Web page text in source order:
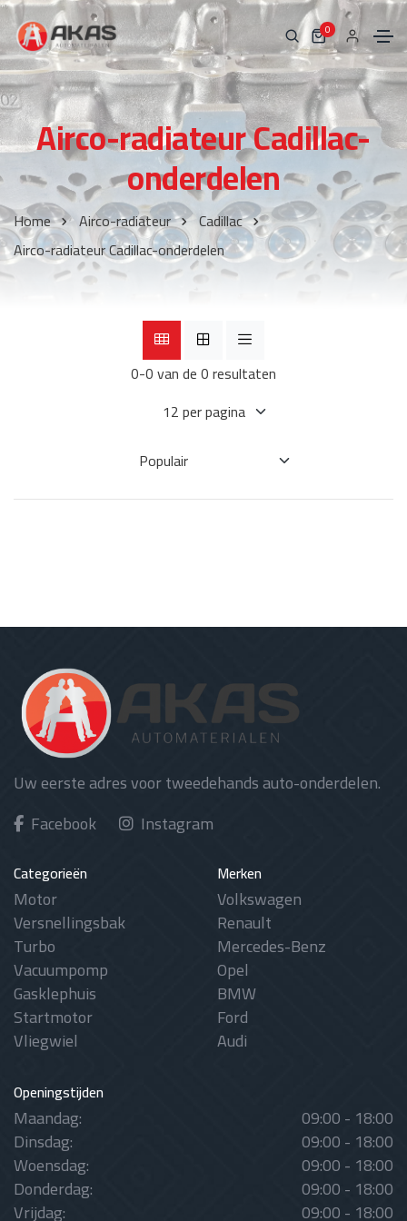
0
Airco-radiateur Cadillac-
onderdelen
Home Airco-radiateur
Cadillac
Airco-radiateur Cadillac-onderdelen
0-0 van de 0 resultaten
Uw eerste adres voor tweedehands auto-onderdelen.
Facebook
Instagram
Categorieën
Motor
Versnellingsbak
Turbo
Vacuumpomp
Gasklephuis
Startmotor
Vliegwiel
Merken
Volkswagen
Renault
Mercedes-Benz
Opel
BMW
Ford
Audi
Openingstijden
Maandag: 09:00 - 18:00
Dinsdag: 09:00 - 18:00
Woensdag: 09:00 - 18:00
Donderdag: 09:00 - 18:00
Vrijdag: 09:00 - 18:00